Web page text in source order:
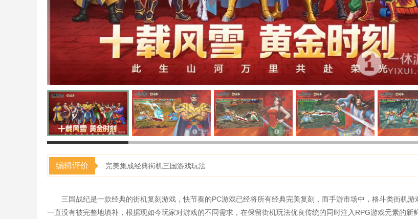
编辑评价 完美集成经典街机三国游戏玩法
三国战纪是一款经典的街机复刻游戏，快节奏的PC游戏已经将所有经典完美复刻，而手游市场中，格斗类街机游
一直没有被完整地填补，根据现如今玩家对游戏的不同需求，在保留街机玩法优良传统的同时注入RPG游戏元素的新